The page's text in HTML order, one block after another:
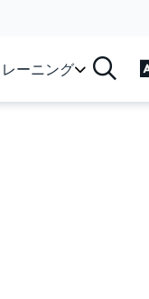
ーニング